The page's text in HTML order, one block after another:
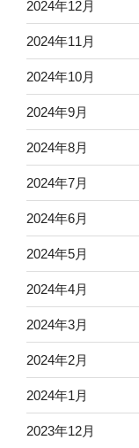
2024年12月
2024年11月
2024年10月
2024年9月
2024年8月
2024年7月
2024年6月
2024年5月
2024年4月
2024年3月
2024年2月
2024年1月
2023年12月